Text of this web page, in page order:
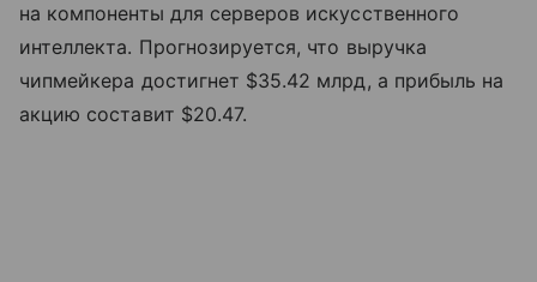
на компоненты для серверов искусственного
интеллекта. Прогнозируется, что выручка
чипмейкера достигнет $35.42 млрд, а прибыль на
акцию составит $20.47.